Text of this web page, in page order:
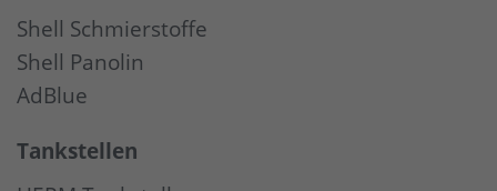
Shell Schmierstoffe
Shell Panolin
AdBlue
Tankstellen